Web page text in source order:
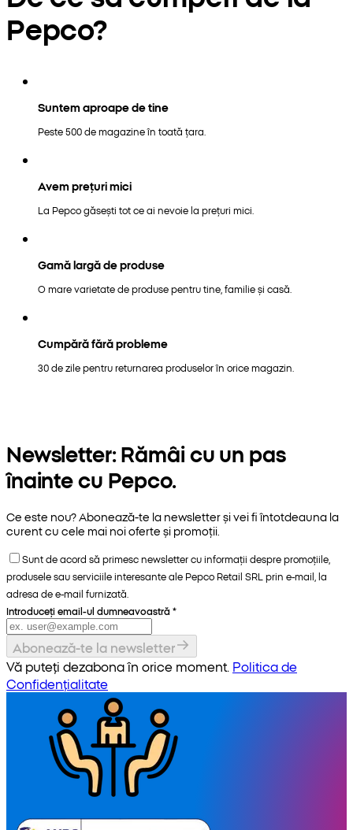
Pepco?
Suntem aproape de tine
Peste 500 de magazine în toată țara.
Avem prețuri mici
La Pepco găsești tot ce ai nevoie la prețuri mici.
Gamă largă de produse
O mare varietate de produse pentru tine, familie și casă.
Cumpără fără probleme
30 de zile pentru returnarea produselor în orice magazin.
Newsletter: Rămâi cu un pas
înainte cu Pepco.
Ce este nou? Abonează-te la newsletter și vei fi întotdeauna la
curent cu cele mai noi oferte și promoții.
Sunt de acord să primesc newsletter cu informații despre promoțiile,
produsele sau serviciile interesante ale Pepco Retail SRL prin e-mail, la
adresa de e-mail furnizată.
Introduceți email-ul dumneavoastră *
Abonează-te la newsletter
Vă puteți dezabona în orice moment. Politica de
Confidențialitate